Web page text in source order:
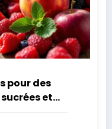
pour des
et